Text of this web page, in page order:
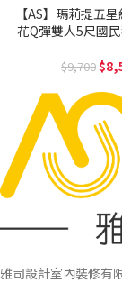
【AS】瑪莉提五
花Q彈雙人5尺國
9,700
雅司設計室內裝修有